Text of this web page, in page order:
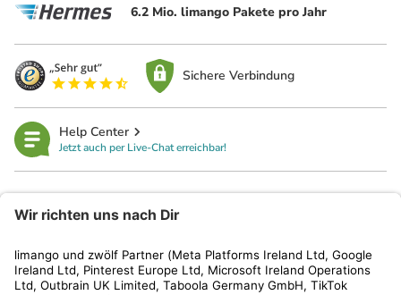
6.2 Mio. limango Pakete pro Jahr
Sichere Verbindung
Help Center
Jetzt auch per Live-Chat erreichbar!
Kundenservice